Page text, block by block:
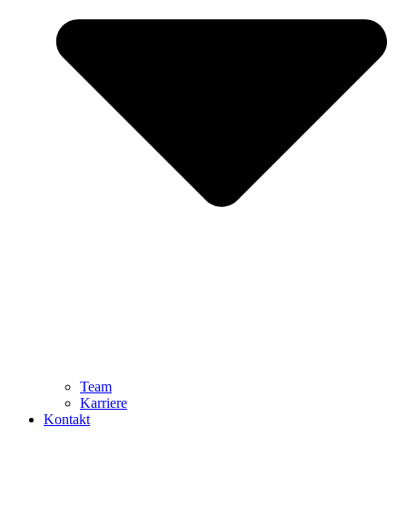
Team
Karriere
Kontakt